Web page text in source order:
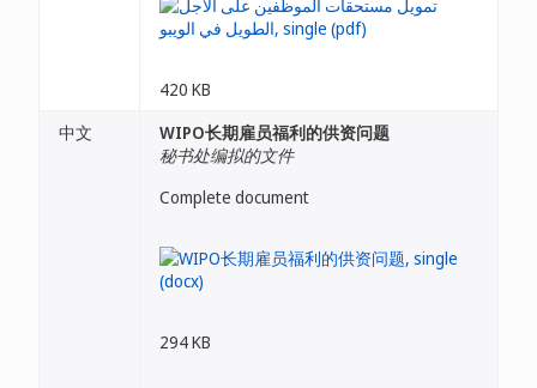
420 KB
中文
WIPO长期雇员福利的供资问题
秘书处编拟的文件
Complete document
294 KB